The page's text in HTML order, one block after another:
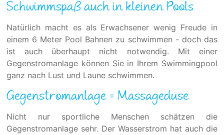
Schwimmspaß auch in kleinen Pools
Natürlich macht es als Erwachsener wenig Freude in
einem 6 Meter Pool Bahnen zu schwimmen - doch das
ist auch überhaupt nicht notwendig. Mit einer
Gegenstromanlage können Sie in Ihrem Swimmingpool
ganz nach Lust und Laune schwimmen.
Gegenstromanlage = Massagedüse
Nicht nur sportliche Menschen schätzen die
Gegenstromanlage sehr. Der Wasserstrom hat auch die